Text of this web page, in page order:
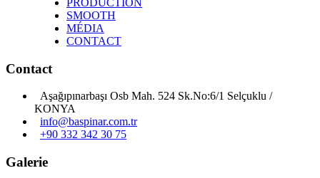
SMOOTH
MÉDIA
CONTACT
Contact
Aşağıpınarbaşı Osb Mah. 524 Sk.No:6/1 Selçuklu /
KONYA
info@baspinar.com.tr
+90 332 342 30 75
Galerie